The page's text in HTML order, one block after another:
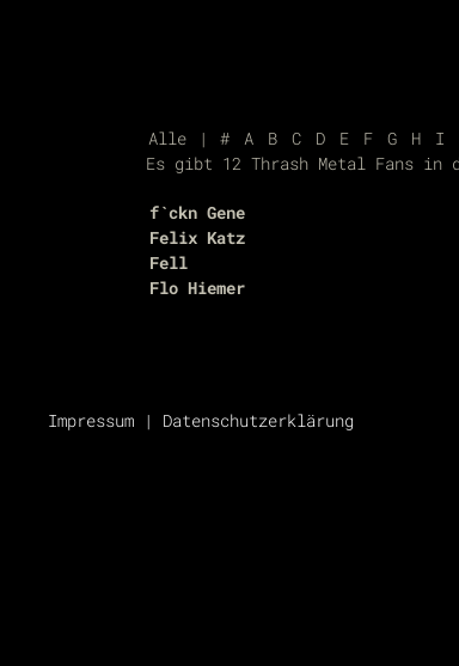
Alle | # A B C D E F G H I
Es gibt 12 Thrash Metal Fans in
f`ckn Gene
Felix Katz
Fell
Flo Hiemer
Impressum | Datenschutzerklärung